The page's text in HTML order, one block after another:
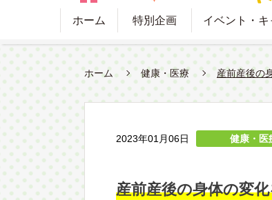
ホーム 特別企画 イベント・
ホーム 健康・医療 産前産後の
2023年01月06日 健康・医
産前産後の身体の変